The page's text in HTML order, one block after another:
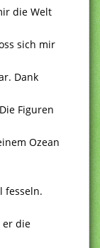
die Welt
sich mir
Dank
Figuren
Ozean
fesseln.
er die